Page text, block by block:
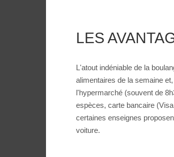
LES
L'atout indéniable de la
alimentaires de la semaine
l'hypermarché (souvent de
espèces, carte bancaire
certaines enseignes
voiture.